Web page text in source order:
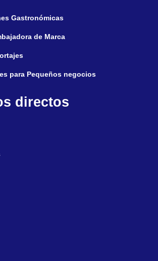
Gastronómicas
de Marca
para Pequeños negocios
directos